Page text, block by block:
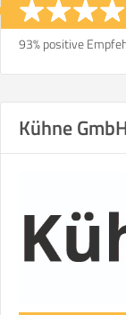
93% positive
Kühne